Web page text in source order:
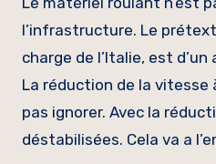
l’infrastructure. Le
charge de l’Italie, est d’un
La réduction de la vitesse
pas ignorer. Avec la
déstabilisées. Cela va a